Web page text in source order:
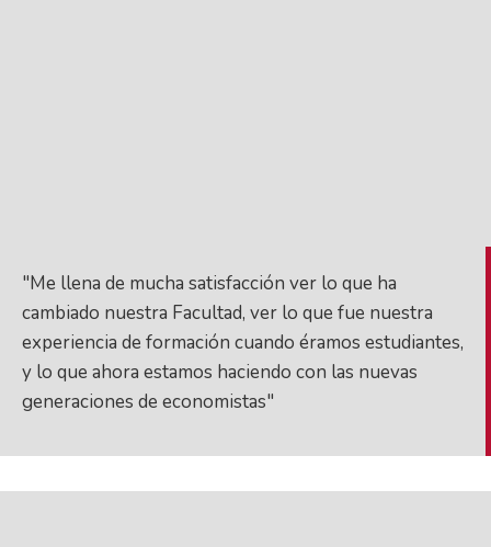
"Me llena de mucha satisfacción ver lo que ha
cambiado nuestra Facultad, ver lo que fue nuestra
experiencia de formación cuando éramos estudiantes,
y lo que ahora estamos haciendo con las nuevas
generaciones de economistas"